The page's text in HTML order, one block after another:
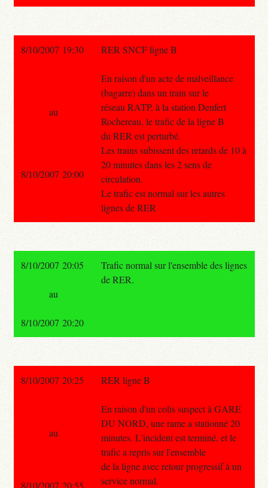
8/10/2007 19:30 RER SNCF ligne B
En raison d'un acte de malveillance
(bagarre) dans un train sur le
réseau RATP, à la station Denfert
Rochereau, le trafic de la ligne B
du RER est perturbé.
Les trains subissent des retards de 10 à
20 minutes dans les 2 sens de
circulation.
Le trafic est normal sur les autres
lignes de RER
au
8/10/2007 20:00
8/10/2007 20:05
Trafic normal sur l'ensemble des lignes
de RER.
au
8/10/2007 20:20
8/10/2007 20:25 RER ligne B
En raison d'un colis suspect à GARE
DU NORD, une rame a stationné 20
minutes. L'incident est terminé, et le
trafic a repris sur l'ensemble
de la ligne avec retour progressif à un
service normal.
au
8/10/2007 20:55